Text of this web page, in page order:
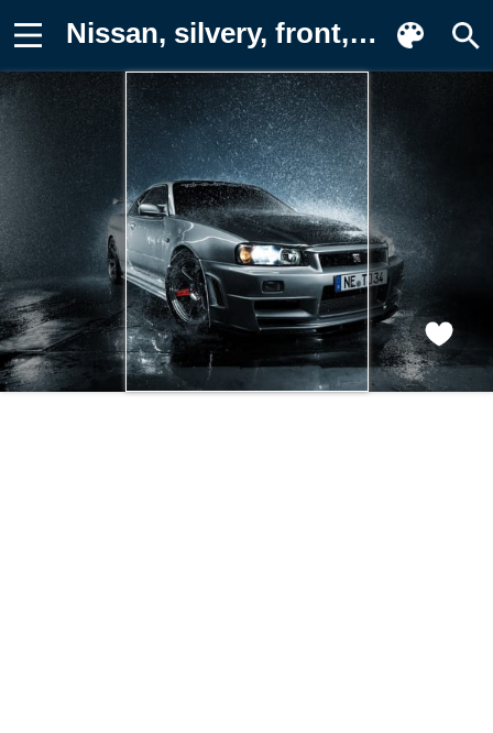
Nissan, silvery, front, GTR, капельки Обои